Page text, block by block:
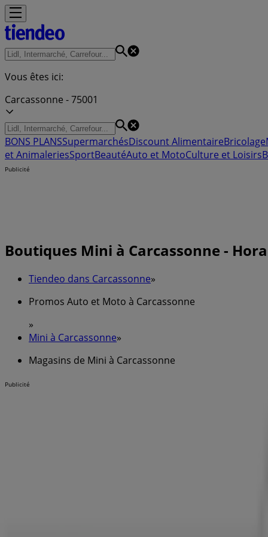
Vous êtes ici:
Carcassonne - 75001
BONS PLANSSupermarchésDiscount AlimentaireBricolage
et AnimaleriesSportBeautéAuto et MotoCulture et Loisirs
Publicité
Boutiques Mini à Carcassonne -
Tiendeo dans Carcassonne»
Promos Auto et Moto à Carcassonne
»
Mini à Carcassonne»
Magasins de Mini à Carcassonne
Publicité